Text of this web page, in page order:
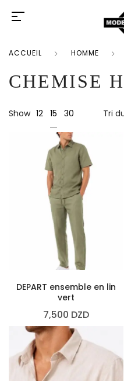
ACCUEIL HOMME
CHEMISE
Show 12 15 30
DEPART ensemble en lin
vert
7,500 DZD